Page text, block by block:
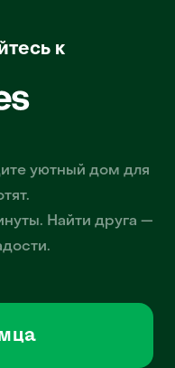
к
уютный дом для
Найти друга —